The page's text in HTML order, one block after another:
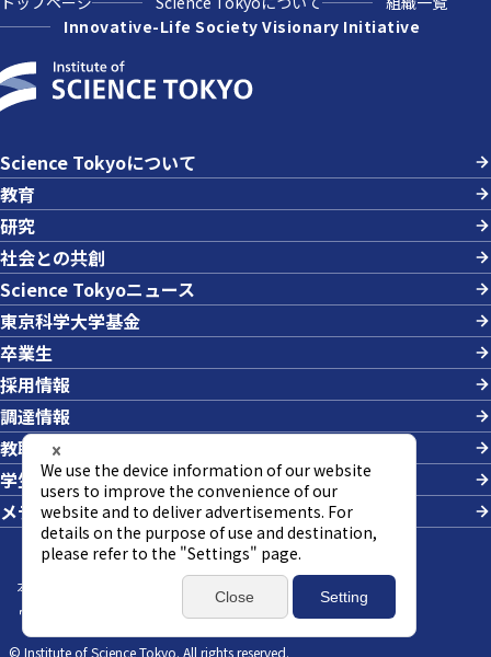
Innovative-Life Society Visionary Initiative
Science Tokyoについて
教育
研究
社会との共創
Science Tokyoニュース
東京科学大学基金
卒業生
採用情報
調達情報
教職員への業務依頼
学生の採用
メディアの方
本サイトについて
個人情報の取り扱い
ウェブアクセシビリティ方針
© Institute of Science Tokyo. All rights reserved.